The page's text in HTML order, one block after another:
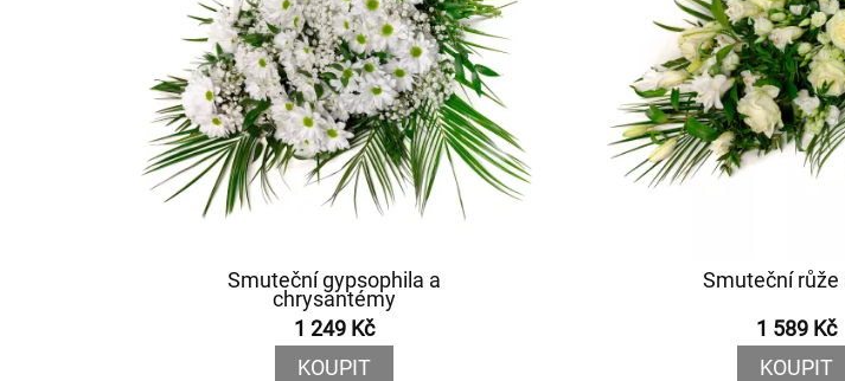
Smuteční gypsophila a
chrysantémy
1 249 Kč
KOUPIT
Smuteční růže
1 589 Kč
KOUPIT